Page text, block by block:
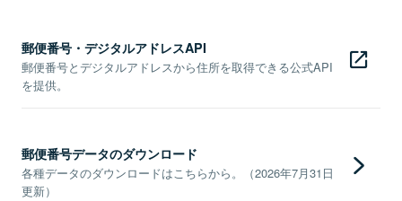
郵便番号・デジタルアドレスAPI
郵便番号とデジタルアドレスから住所を取得できる公式API
を提供。
郵便番号データのダウンロード
各種データのダウンロードはこちらから。（2026年7月31日
更新）